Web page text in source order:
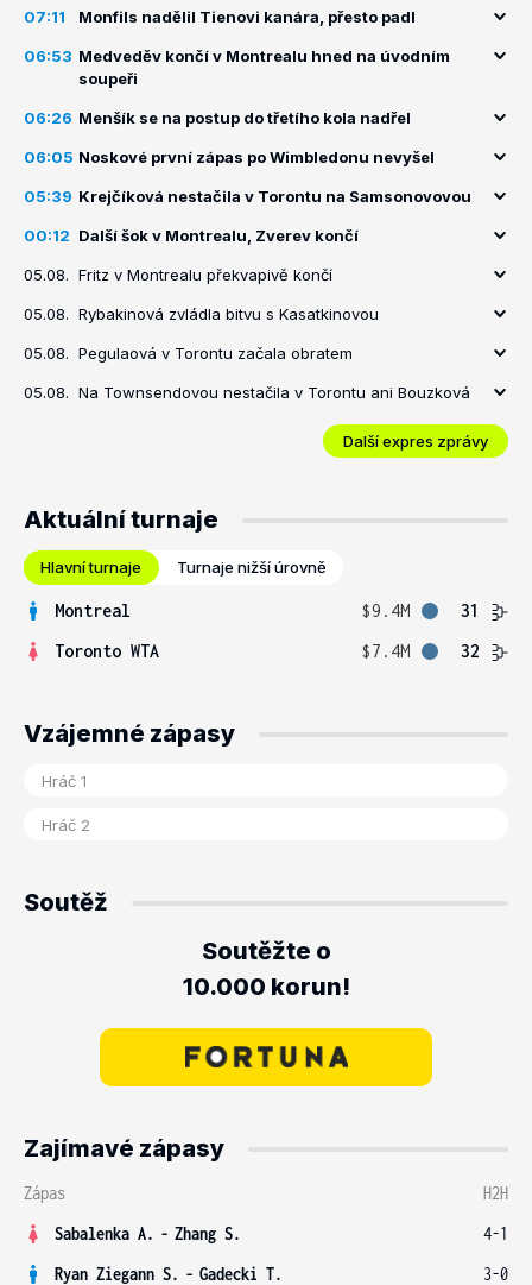
07:11 Monfils nadělil Tienovi kanára, přesto padl
06:53 Medveděv končí v Montrealu hned na úvodním
soupeři
06:26 Menšík se na postup do třetího kola nadřel
06:05 Noskové první zápas po Wimbledonu nevyšel
05:39 Krejčíková nestačila v Torontu na Samsonovovou
00:12 Další šok v Montrealu, Zverev končí
05.08. Fritz v Montrealu překvapivě končí
05.08. Rybakinová zvládla bitvu s Kasatkinovou
05.08. Pegulaová v Torontu začala obratem
05.08. Na Townsendovou nestačila v Torontu ani Bouzková
Další expres zprávy
Aktuální turnaje
Hlavní turnaje Turnaje nižší úrovně
Montreal $9.4M
31
Toronto WTA
$7.4M 32
Vzájemné zápasy
Soutěž
Soutěžte o
10.000 korun!
Zajímavé zápasy
Zápas
H2H
Sabalenka A. - Zhang S.
4-1
Ryan Ziegann S. - Gadecki T.
3-0